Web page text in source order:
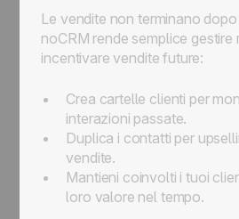
Le vendite non terminano
noCRM rende semplice gestire
incentivare vendite future:
Crea cartelle clienti per
interazioni passate.
Duplica i contatti per
vendite.
Mantieni coinvolti i tuoi
loro valore nel tempo.